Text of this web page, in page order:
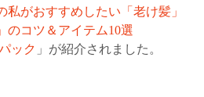
私がおすすめしたい「老け髪」
のコツ＆アイテム10選
ック 」が紹介されました。